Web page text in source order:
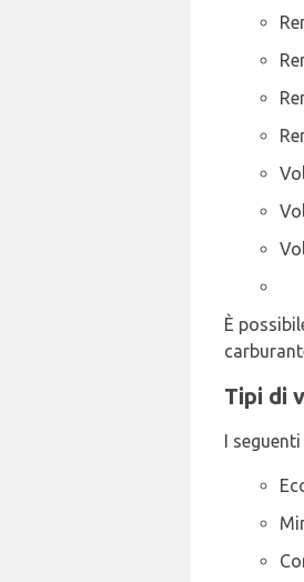
È
Tipi di
I